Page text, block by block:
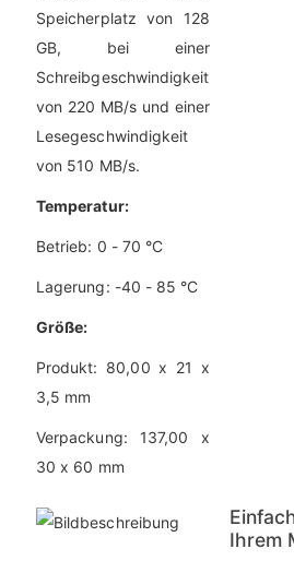
Speicherplatz von 128
GB, bei einer
Schreibgeschwindigkeit
von 220 MB/s und einer
Lesegeschwindigkeit
von 510 MB/s.
Temperatur:
Betrieb: 0 - 70 °C
Lagerung: -40 - 85 °C
Größe:
Produkt: 80,00 x 21 x
3,5 mm
Verpackung: 137,00 x
30 x 60 mm
Ihrem